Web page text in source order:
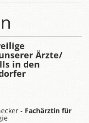
Ärzte/
in den
- Fachärztin für